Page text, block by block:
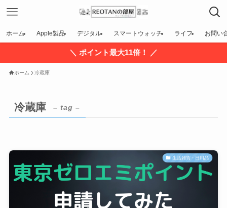
ホーム Apple製品 デジタル スマートウォッチ ライフ お問い
＼ ポイント最大11倍！ ／
ホーム 冷蔵庫
冷蔵庫 – tag –
生活雑貨・日用品